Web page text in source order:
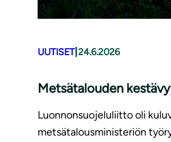
UUTISET| 24.6.2026
Metsätalouden
Luonnonsuojeluliitto oli
metsätalousministeriön